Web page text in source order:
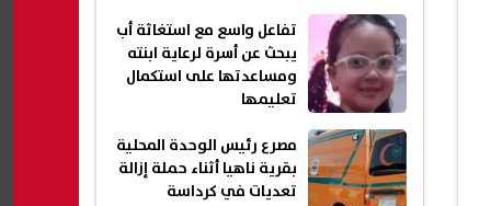
تفاعل واسع مع استغاثة أب
يبحث عن أسرة لرعاية ابنته
ومساعدتها على استكمال
تعليمها
مصرع رئيس الوحدة المحلية
بقرية ناهيا أثناء حملة إزالة
تعديات في كرداسة